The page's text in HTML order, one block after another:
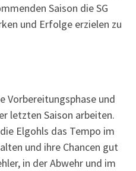
Saison die SG
und Erfolge erzielen zu
Vorbereitungsphase und
letzten Saison arbeiten.
Elgohls das Tempo im
und ihre Chancen gut
in der Abwehr und im